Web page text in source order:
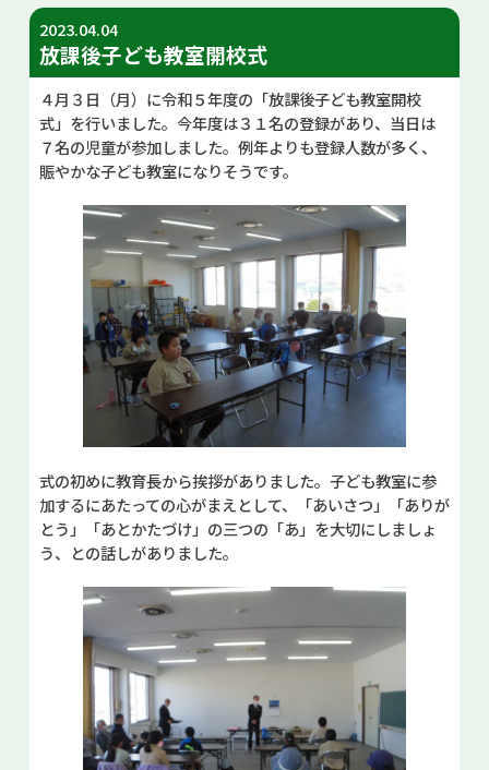
2023.04.04
放課後子ども教室開校式
４月３日（月）に令和５年度の「放課後子ども教室開校
式」を行いました。今年度は３１名の登録があり、当日は
７名の児童が参加しました。例年よりも登録人数が多く、
賑やかな子ども教室になりそうです。
式の初めに教育長から挨拶がありました。子ども教室に参
加するにあたっての心がまえとして、「あいさつ」「ありが
とう」「あとかたづけ」の三つの「あ」を大切にしましょ
う、との話しがありました。